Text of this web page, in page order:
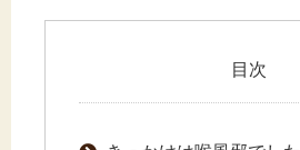
目次